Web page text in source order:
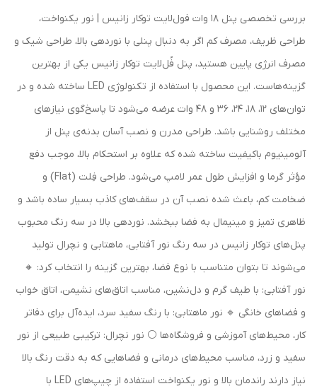
بررسی تخصصی پنل 18 وات فول‌لایت توکار زانیس | نور یکنواخت،
طراحی ظریف، مصرف کم اگر به دنبال پنلی با نوردهی بالا، طراحی شیک و
مصرف انرژی پایین هستید، پنل فُل‌لایت توکار زانیس یکی از بهترین
گزینه‌هاست. این محصول با استفاده از تکنولوژی LED ساخته شده و در
توان‌های ۱۲، ۱۸، ۲۴، ۳۶ و ۴۸ وات عرضه می‌شود تا پاسخ‌گوی نیازهای
مختلف روشنایی باشد. طراحی مدرن و نصب آسان بدنه‌ی پنل از
آلومینیوم باکیفیت ساخته شده که علاوه بر استحکام بالا، موجب دفع
مؤثر گرما و افزایش طول عمر لامپ می‌شود. طراحی فِلت (Flat) و
ضخامت کم، باعث شده نصب آن در سقف‌های کاذب بسیار ساده باشد و
ظاهری تمیز و مینیمال به فضا ببخشد. نوردهی بالا در سه رنگ محبوب
پنل‌های توکار زانیس در سه رنگ نور آفتابی، ماهتابی و نچرال تولید
می‌شوند تا بتوان متناسب با نوع فضا، بهترین گزینه را انتخاب کرد: 🔸
نور آفتابی: با طیف گرم و دل‌نشین، مناسب اتاق‌های نشیمن، اتاق خواب
و فضاهای خانگی 🔹 نور ماهتابی: با رنگ سفید سرد، ایده‌آل برای دفاتر
کار، محیط‌های آموزشی و فروشگاه‌ها ⚪️ نور نچرال: ترکیبی طبیعی از نور
سفید و زرد، مناسب محیط‌های درمانی و فضاهایی که به دقت رنگ بالا
نیاز دارند راندمان بالا و نور یکنواخت استفاده از چیپ‌های LED با